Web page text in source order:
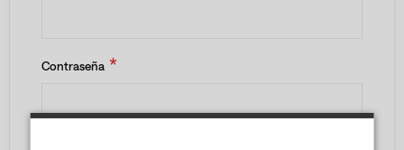
Contraseña